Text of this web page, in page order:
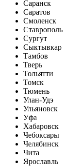
Саранск
Саратов
Смоленск
Ставрополь
Сургут
Сыктывкар
Тамбов
Тверь
Тольятти
Томск
Тюмень
Улан-Удэ
Ульяновск
Уфа
Хабаровск
Чебоксары
Челябинск
Чита
Ярославль